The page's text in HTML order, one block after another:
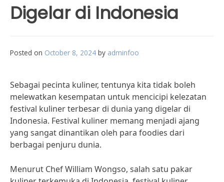
Digelar di Indonesia
Posted on October 8, 2024 by adminfoo
Sebagai pecinta kuliner, tentunya kita tidak boleh
melewatkan kesempatan untuk mencicipi kelezatan
festival kuliner terbesar di dunia yang digelar di
Indonesia. Festival kuliner memang menjadi ajang
yang sangat dinantikan oleh para foodies dari
berbagai penjuru dunia.
Menurut Chef William Wongso, salah satu pakar